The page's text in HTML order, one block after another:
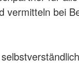
vermitteln bei